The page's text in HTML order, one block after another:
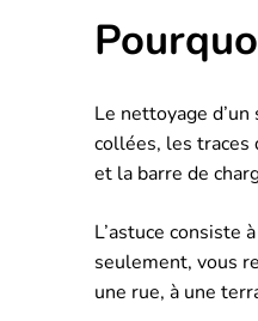
Le nettoyage
collées, les traces
et la barre de
L’astuce consiste
seulement, vous
une rue, à une